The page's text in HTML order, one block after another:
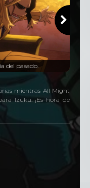
del pasado.
mientras All Might
Izuku. ¡Es hora de